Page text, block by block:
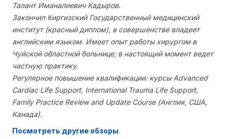
Талант Иманалиевич Кадыров.
Закончил Киргизский Государственный медицинский
институт (красный диплом), в совершенстве владеет
английским языком. Имеет опыт работы хирургом в
Чуйской областной больнице; в настоящий момент ведет
частную практику.
Регулярное повышение квалификации: курсы Advanced
Cardiac Life Support, International Trauma Life Support,
Family Practice Review and Update Course (Англия, США,
Канада).
Посмотреть другие обзоры